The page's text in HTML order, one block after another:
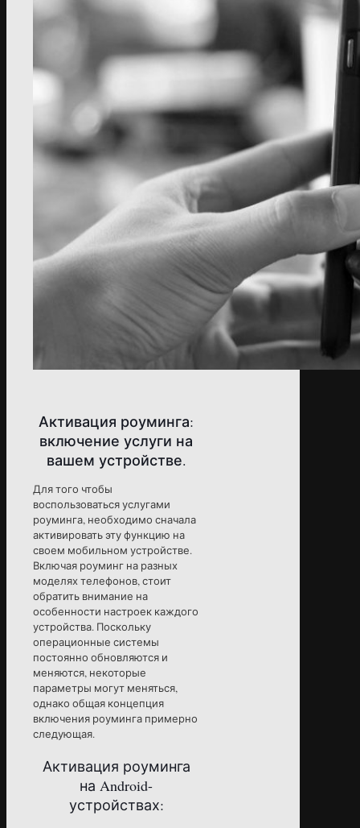
Активация роуминга:
включение услуги на
вашем устройстве.
Для того чтобы
воспользоваться услугами
роуминга, необходимо сначала
активировать эту функцию на
своем мобильном устройстве.
Включая роуминг на разных
моделях телефонов, стоит
обратить внимание на
особенности настроек каждого
устройства. Поскольку
операционные системы
постоянно обновляются и
меняются, некоторые
параметры могут меняться,
однако общая концепция
включения роуминга примерно
следующая.
Активация роуминга
на Android-
устройствах: